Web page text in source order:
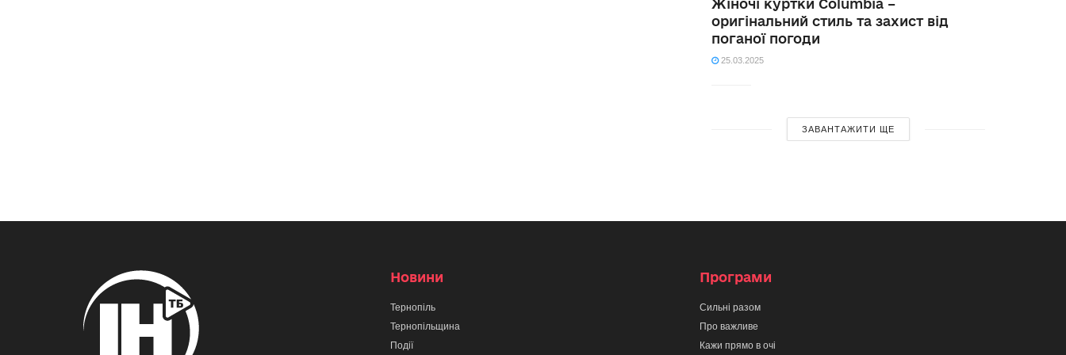
Жіночі куртки Columbia –
оригінальний стиль та захист від
поганої погоди
25.03.2025
ЗАВАНТАЖИТИ ЩЕ
Новини
Тернопіль
Тернопільщина
Події
Програми
Сильні разом
Про важливе
Кажи прямо в очі